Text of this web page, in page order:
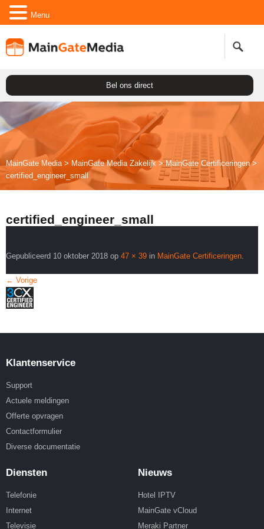
Bel ons direct
MainGate Media> MainGate Media Zakelijk>MainGate Certificeringen>
certified_engineer_small
certified_engineer_small
Gepubliceerd 10 oktober 2018 op 47 × 39 in MainGate Certificeringen.
← Vorige
Klantenservice
Support
Actuele meldingen
Offerte opvragen
Contactformulier
Diverse documentatie
Diensten
Telefonie
Internet
Televisie
Nieuws
Hotel IPTV
MainGate vCloud
Meraki Partner
Menu